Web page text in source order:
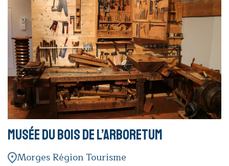
Musée du bois de l’Arboretum
Morges Région Tourisme